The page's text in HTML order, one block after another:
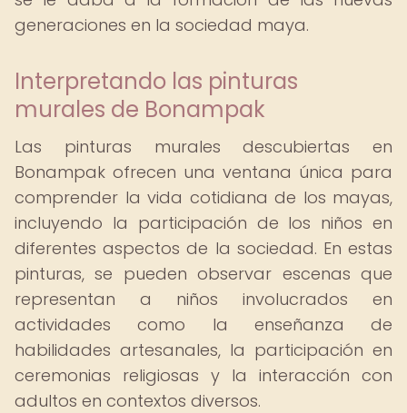
generaciones en la sociedad maya.
Interpretando las pinturas
murales de Bonampak
Las pinturas murales descubiertas en
Bonampak ofrecen una ventana única para
comprender la vida cotidiana de los mayas,
incluyendo la participación de los niños en
diferentes aspectos de la sociedad. En estas
pinturas, se pueden observar escenas que
representan a niños involucrados en
actividades como la enseñanza de
habilidades artesanales, la participación en
ceremonias religiosas y la interacción con
adultos en contextos diversos.